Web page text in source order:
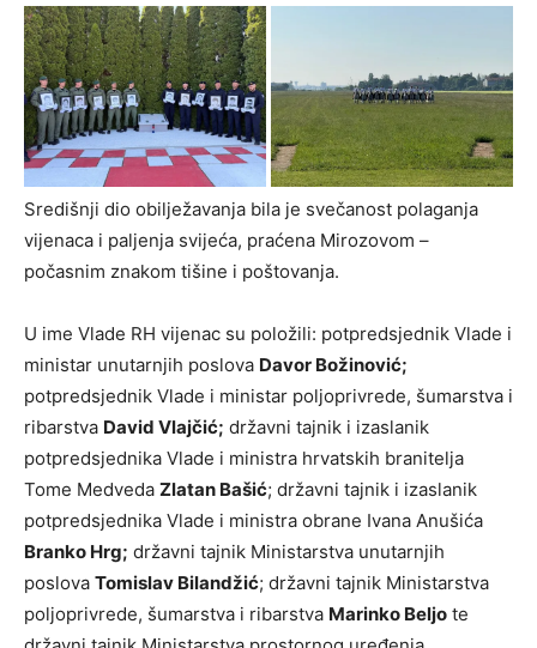
Središnji dio obilježavanja bila je svečanost polaganja
vijenaca i paljenja svijeća, praćena Mirozovom –
počasnim znakom tišine i poštovanja.
U ime Vlade RH vijenac su položili: potpredsjednik Vlade i
ministar unutarnjih poslova Davor Božinović;
potpredsjednik Vlade i ministar poljoprivrede, šumarstva i
ribarstva David Vlajčić; državni tajnik i izaslanik
potpredsjednika Vlade i ministra hrvatskih branitelja
Tome Medveda Zlatan Bašić; državni tajnik i izaslanik
potpredsjednika Vlade i ministra obrane Ivana Anušića
Branko Hrg; državni tajnik Ministarstva unutarnjih
poslova Tomislav Bilandžić; državni tajnik Ministarstva
poljoprivrede, šumarstva i ribarstva Marinko Beljo te